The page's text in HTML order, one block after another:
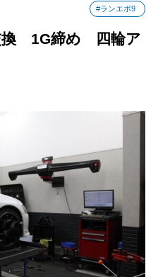
#ランエボ9
換 1G締め 四輪ア